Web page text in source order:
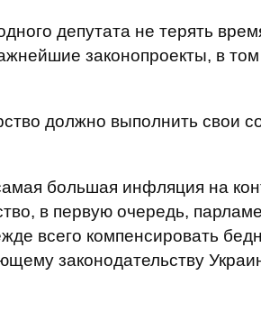
депутата не терять
законопроекты, в
должно выполнить свои
большая инфляция на
в первую очередь,
всего компенсировать
законодательству